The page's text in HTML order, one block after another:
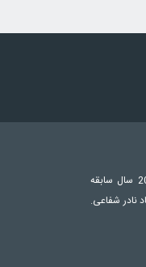
موسسه علمی انتشاراتی سرای دانش فدک با بیش از 20 سال سابقه
نادر شفاعی.